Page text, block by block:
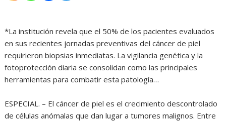
*La institución revela que el 50% de los pacientes evaluados
en sus recientes jornadas preventivas del cáncer de piel
requirieron biopsias inmediatas. La vigilancia genética y la
fotoprotección diaria se consolidan como las principales
herramientas para combatir esta patología…
ESPECIAL. – El cáncer de piel es el crecimiento descontrolado
de células anómalas que dan lugar a tumores malignos. Entre